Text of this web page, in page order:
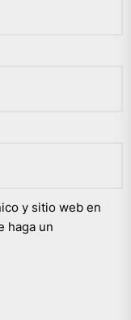
y sitio web en
haga un